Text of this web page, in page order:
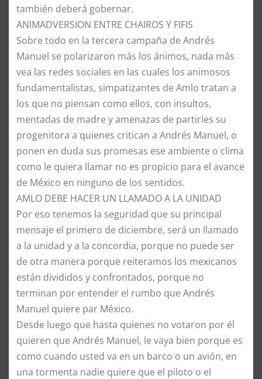
también deberá gobernar.
ANIMADVERSION ENTRE CHAIROS Y FIFIS
Sobre todo en la tercera campaña de Andrés
Manuel se polarizaron más los ánimos, nada más
vea las redes sociales en las cuales los animosos
fundamentalistas, simpatizantes de Amlo tratan a
los que no piensan como ellos, con insultos,
mentadas de madre y amenazas de partirles su
progenitora a quienes critican a Andrés Manuel, o
ponen en duda sus promesas ese ambiente o clima
como le quiera llamar no es propicio para el avance
de México en ninguno de los sentidos.
AMLO DEBE HACER UN LLAMADO A LA UNIDAD
Por eso tenemos la seguridad que su principal
mensaje el primero de diciembre, será un llamado
a la unidad y a la concordia, porque no puede ser
de otra manera porque reiteramos los mexicanos
están divididos y confrontados, porque no
terminan por entender el rumbo que Andrés
Manuel quiere par México.
Desde luego que hasta quienes no votaron por él
quieren que Andrés Manuel, le vaya bien porque es
como cuando usted va en un barco o un avión, en
una tormenta nadie quiere que el piloto o el